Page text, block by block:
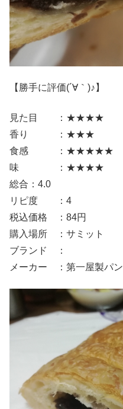
【勝手に評価(´∀｀)♪】
見た目 ：★★★★
香り ：★★★
食感 ：★★★★★
味 ：★★★★
総合：4.0
リピ度 ：4
税込価格 ：84円
購入場所 ：サミット
ブランド ：
メーカー ：第一屋製パン